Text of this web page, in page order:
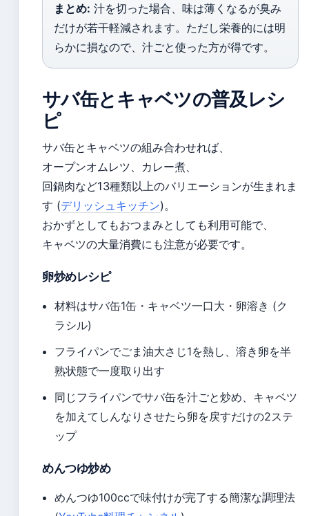
まとめ: 汁を切った場合、味は薄くなるが臭み
だけが若干軽減されます。ただし栄養的には明
らかに損なので、汁ごと使った方が得です。
サバ缶とキャベツの普及レシ
ピ
サバ缶とキャベツの組み合わせれば、
オープンオムレツ、カレー煮、
回鍋肉など13種類以上のバリエーションが生まれま
す (デリッシュキッチン)。
おかずとしてもおつまみとしても利用可能で、
キャベツの大量消費にも注意が必要です。
卵炒めレシピ
材料はサバ缶1缶・キャベツ一口大・卵溶き (ク
ラシル)
フライパンでごま油大さじ1を熱し、溶き卵を半
熟状態で一度取り出す
同じフライパンでサバ缶を汁ごと炒め、キャベツ
を加えてしんなりさせたら卵を戻すだけの2ステ
ップ
めんつゆ炒め
めんつゆ100ccで味付けが完了する簡潔な調理法